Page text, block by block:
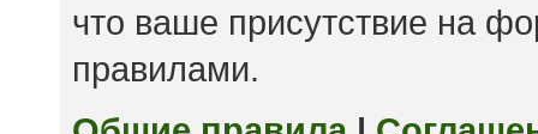
что ваше присутствие на
правилами.